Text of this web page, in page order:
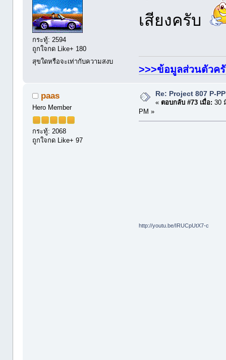
กระทู้: 2594
ถูกใจกด Like+ 180
สุขใดหรือจะเท่ากับความสงบ
เสียงครับ
>>>ข้อมูลส่วนตัวค
paas
Hero Member
กระทู้: 2068
ถูกใจกด Like+ 97
Re: Project 807 P-
« ตอบกลับ #73 เมื่อ: 30
PM »
http://youtu.be/IRUCpUtX7-c